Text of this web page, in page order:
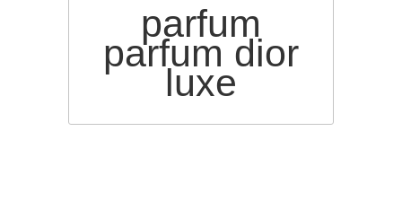
parfum
parfum dior
luxe